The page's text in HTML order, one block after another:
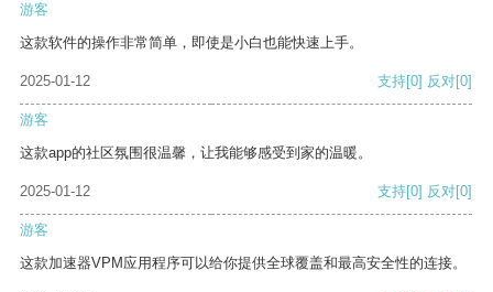
游客
这款软件的操作非常简单，即使是小白也能快速上手。
2025-01-12 支持[0] 反对[0]
游客
这款app的社区氛围很温馨，让我能够感受到家的温暖。
2025-01-12 支持[0] 反对[0]
游客
这款加速器VPM应用程序可以给你提供全球覆盖和最高安全性的连接。